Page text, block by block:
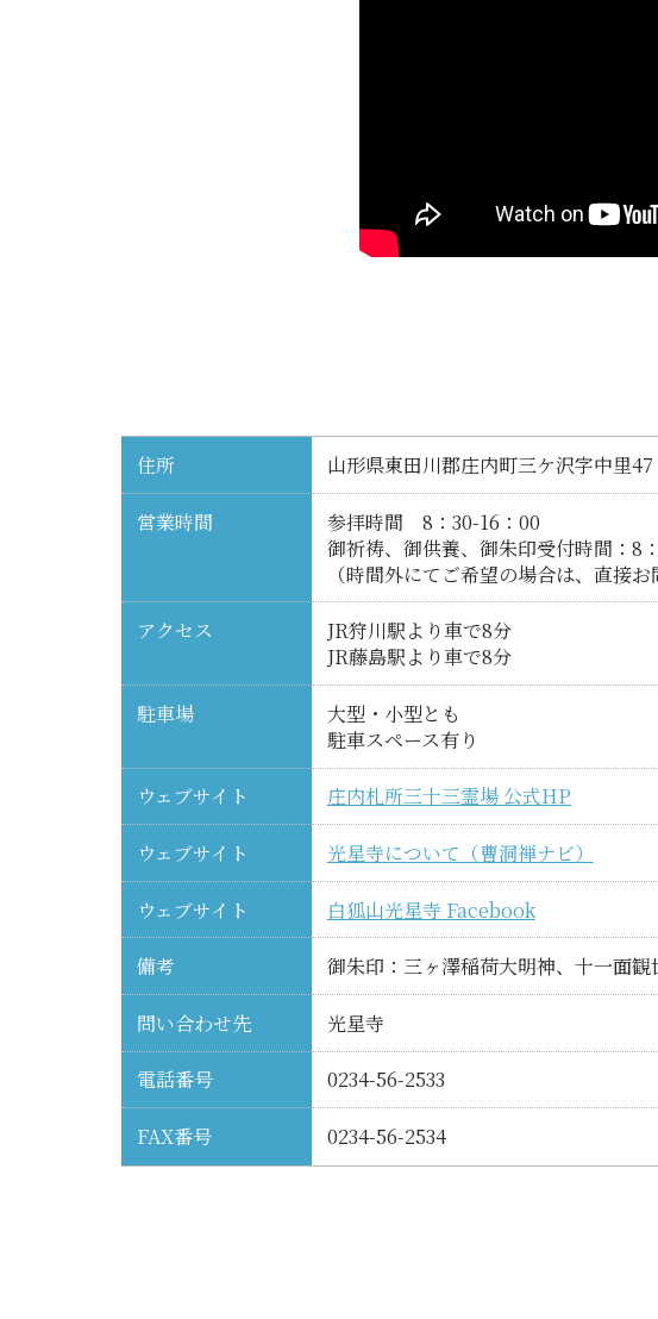
住所 山形県東田川郡庄内町三ケ沢字中里47
営業時間
参拝時間 8：30-16：00
御祈祷、御供養、御朱印受付時間：8
（時間外にてご希望の場合は、直接お
アクセス
JR狩川駅より車で8分
JR藤島駅より車で8分
駐車場
大型・小型とも
駐車スペース有り
ウェブサイト 庄内札所三十三霊場 公式HP
ウェブサイト 光星寺について（曹洞禅ナビ）
ウェブサイト 白狐山光星寺 Facebook
備考 御朱印：三ヶ澤稲荷大明神、十一面観
問い合わせ先 光星寺
電話番号 0234-56-2533
FAX番号 0234-56-2534